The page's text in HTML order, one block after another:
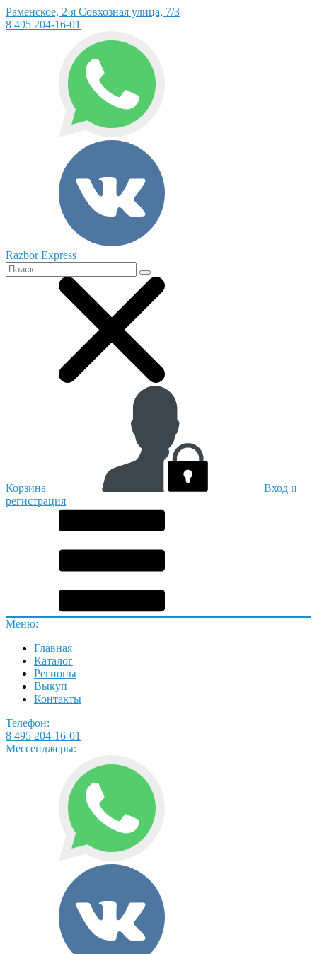
Раменское, 2-я Совхозная улица, 7/3
8 495 204-16-01
Razbor Express
Корзина
Вход и
регистрация
Меню:
Главная
Каталог
Регионы
Выкуп
Контакты
Телефон:
8 495 204-16-01
Мессенджеры: